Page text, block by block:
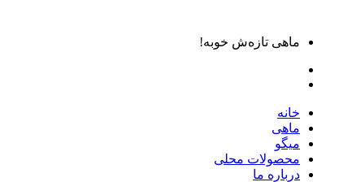
ماهی تازه‌ش خوبه!
خانه
ماهی
میگو
محصولات محلی
درباره ما